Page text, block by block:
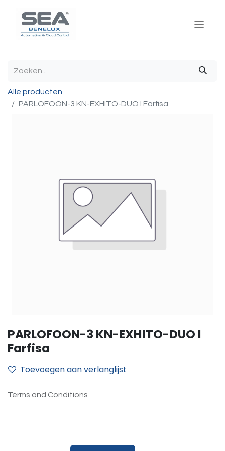
Alle producten
PARLOFOON-3 KN-EXHITO-DUO I Farfisa
PARLOFOON-3 KN-EXHITO-DUO I
Farfisa
Toevoegen aan verlanglijst
Terms and Conditions